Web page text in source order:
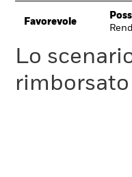
Favorevole
Lo